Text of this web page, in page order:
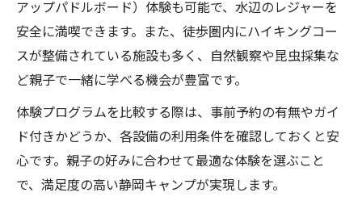
アップパドルボード）体験も可能で、水辺のレジャーを
安全に満喫できます。また、徒歩圏内にハイキングコー
スが整備されている施設も多く、自然観察や昆虫採集な
ど親子で一緒に学べる機会が豊富です。
体験プログラムを比較する際は、事前予約の有無やガイ
ド付きかどうか、各設備の利用条件を確認しておくと安
心です。親子の好みに合わせて最適な体験を選ぶこと
で、満足度の高い静岡キャンプが実現します。